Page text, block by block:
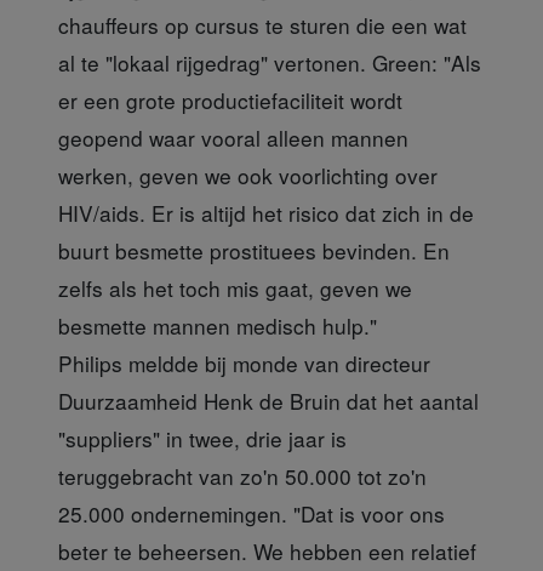
chauffeurs op cursus te sturen die een wat
al te "lokaal rijgedrag" vertonen. Green: "Als
er een grote productiefaciliteit wordt
geopend waar vooral alleen mannen
werken, geven we ook voorlichting over
HIV/aids. Er is altijd het risico dat zich in de
buurt besmette prostituees bevinden. En
zelfs als het toch mis gaat, geven we
besmette mannen medisch hulp."
Philips meldde bij monde van directeur
Duurzaamheid Henk de Bruin dat het aantal
"suppliers" in twee, drie jaar is
teruggebracht van zo'n 50.000 tot zo'n
25.000 ondernemingen. "Dat is voor ons
beter te beheersen. We hebben een relatief